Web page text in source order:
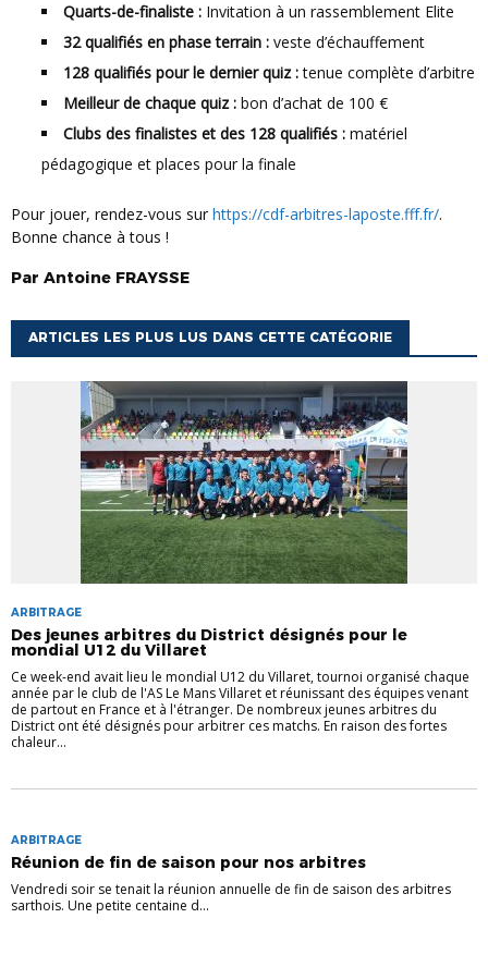
Quarts-de-finaliste : Invitation à un rassemblement Elite
32 qualifiés en phase terrain : veste d’échauffement
128 qualifiés pour le dernier quiz :tenue complète d’arbitre
Meilleur de chaque quiz : bon d’achat de 100 €
Clubs des finalistes et des 128 qualifiés : matériel
pédagogique et places pour la finale
Pour jouer, rendez-vous sur https://cdf-arbitres-laposte.fff.fr/.
Bonne chance à tous !
Par Antoine FRAYSSE
ARTICLES LES PLUS LUS DANS CETTE CATÉGORIE
ARBITRAGE
Des jeunes arbitres du District désignés pour le
mondial U12 du Villaret
Ce week-end avait lieu le mondial U12 du Villaret, tournoi organisé chaque
année par le club de l'AS Le Mans Villaret et réunissant des équipes venant
de partout en France et à l'étranger. De nombreux jeunes arbitres du
District ont été désignés pour arbitrer ces matchs. En raison des fortes
chaleur...
ARBITRAGE
Réunion de fin de saison pour nos arbitres
Vendredi soir se tenait la réunion annuelle de fin de saison des arbitres
sarthois. Une petite centaine d...